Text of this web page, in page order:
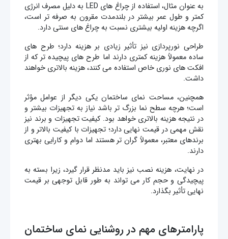
به عنوان مثال، استفاده از چراغ های LED به دلیل مصرف انرژی
کمتر و طول عمر بیشتر در بلندمدت مقرون به صرفه تر است،
اگرچه هزینه اولیه بیشتری نسبت به چراغ های سنتی دارد.
طراحی نورپردازی نیز تأثیر زیادی بر هزینه دارد؛ طرح های
ساده معمولاً هزینه کمتری دارند اما طرح های پیچیده تر که از
افکت های نوری خاص استفاده می کنند، هزینه بالاتری خواهند
داشت.
همچنین، مساحت نمای ساختمان یکی دیگر از عوامل مؤثر
است؛ هرچه سطح نما بزرگ تر باشد نیاز به تجهیزات بیشتر و
در نتیجه هزینه بالاتری خواهد بود. کیفیت تجهیزات و برند نیز
نقش مهمی در قیمت نهایی دارد؛ تجهیزات با کیفیت بالاتر و از
برندهای معتبر، معمولاً گران تر هستند اما دوام و کارایی بهتری
دارند.
در نهایت، هزینه نصب نیز باید مدنظر قرار گیرد، زیرا بسته به
پیچیدگی و حجم کار می تواند به طور قابل توجهی بر قیمت
نهایی تأثیر بگذارد.
پارامترهای مهم در روشنایی نمای ساختمان